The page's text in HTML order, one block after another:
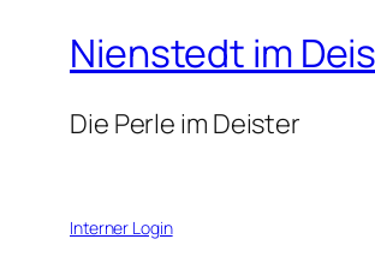
Nienstedt im
Die Perle im Deister
Interner Login